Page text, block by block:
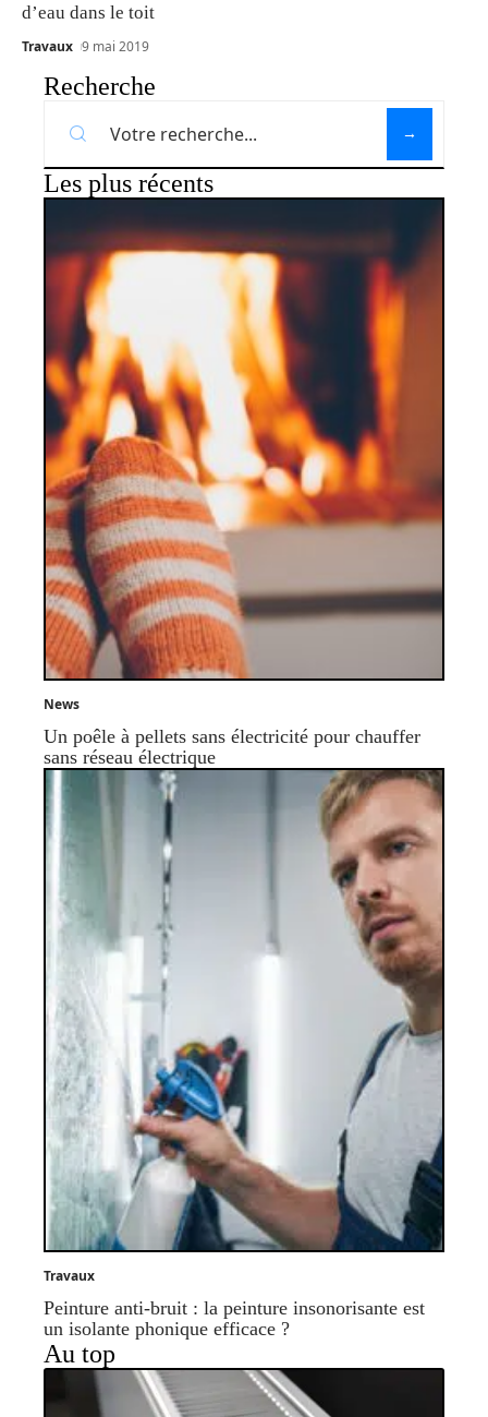
d’eau dans le toit
Travaux 9 mai 2019
Recherche
Les plus récents
News
Un poêle à pellets sans électricité pour chauffer
sans réseau électrique
Travaux
Peinture anti-bruit : la peinture insonorisante est
un isolante phonique efficace ?
Au top